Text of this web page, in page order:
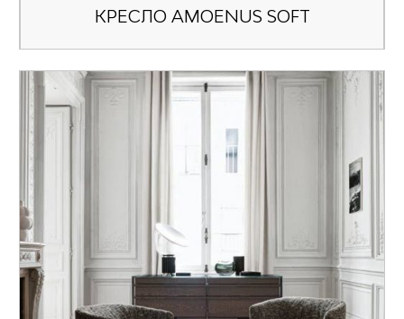
КРЕСЛО AMOENUS SOFT